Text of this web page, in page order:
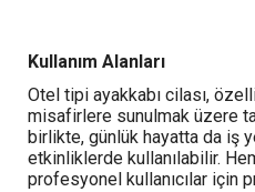
Kullanım Alanları
Otel tipi ayakkabı cilası,
misafirlere sunulmak üzere
birlikte, günlük hayatta da iş
etkinliklerde kullanılabilir.
profesyonel kullanıcılar için